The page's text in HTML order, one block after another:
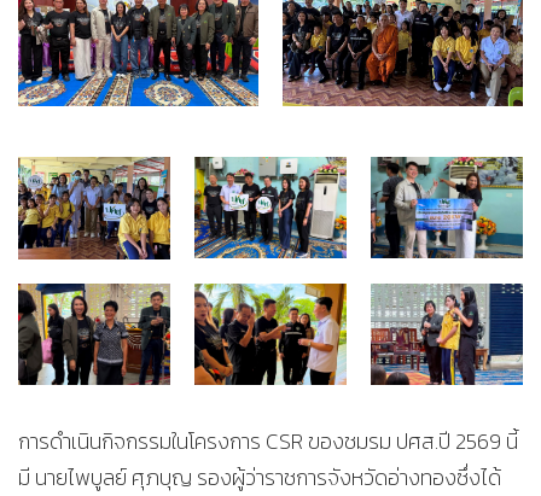
การดำเนินกิจกรรมในโครงการ CSR ของชมรม ปศส.ปี 2569 นี้
มี นายไพบูลย์ ศุภบุญ รองผู้ว่าราชการจังหวัดอ่างทองซึ่งได้